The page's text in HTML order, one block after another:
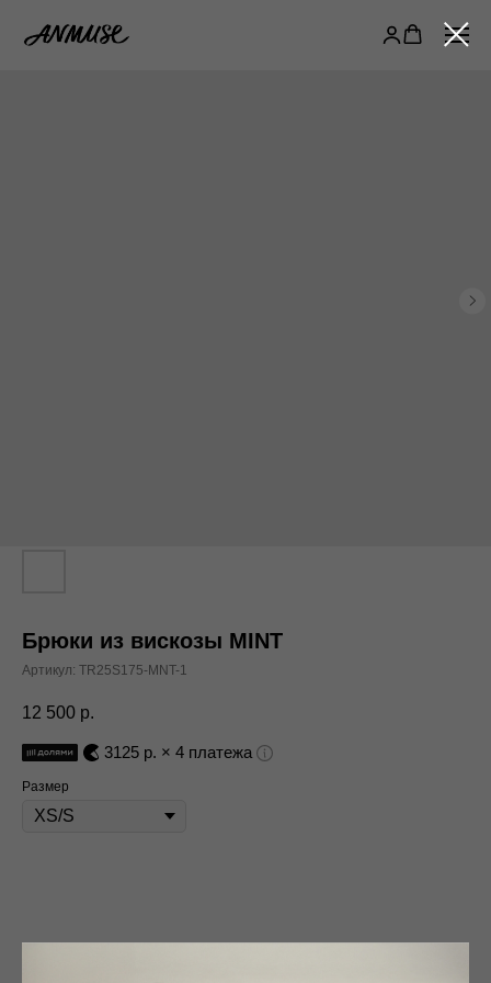
Брюки из вискозы MINT
Артикул: TR25S175-MNT-1
12 500 р.
3125 р. × 4 платежа
Размер